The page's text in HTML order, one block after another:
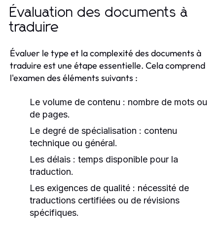
Évaluation des documents à
traduire
Évaluer le type et la complexité des documents à
traduire est une étape essentielle. Cela comprend
l'examen des éléments suivants :
Le volume de contenu : nombre de mots ou
de pages.
Le degré de spécialisation : contenu
technique ou général.
Les délais : temps disponible pour la
traduction.
Les exigences de qualité : nécessité de
traductions certifiées ou de révisions
spécifiques.